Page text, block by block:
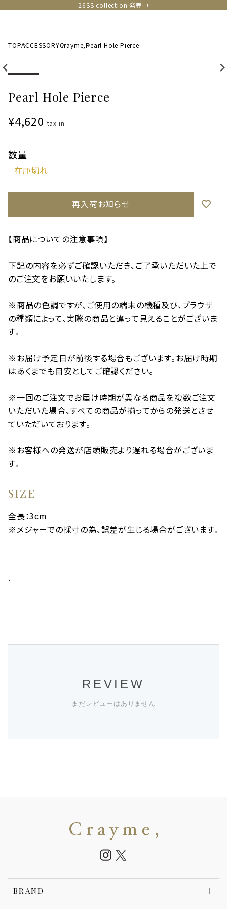
26SS collection 発売中
TOPACCESSORYCrayme,Pearl Hole Pierce
Pearl Hole Pierce
¥4,620 tax in
数量
再入荷お知らせ
【商品についての注意事項】
下記の内容を必ずご確認いただき、ご了承いただいた上で
のご注文をお願いいたします。
※商品の色調ですが、ご使用の端末の機種及び、ブラウザ
の種類によって、実際の商品と違って見えることがございま
す。
※お届け予定日が前後する場合もございます。お届け時期
はあくまでも目安としてご確認ください。
※一回のご注文でお届け時期が異なる商品を複数ご注文
いただいた場合、すべての商品が揃ってからの発送とさせ
ていただいております。
※お客様への発送が店頭販売より遅れる場合がございま
す。
SIZE
全長：3cm
※メジャーでの採寸の為、誤差が生じる場合がございます。
.
REVIEW
まだレビューはありません
BRAND